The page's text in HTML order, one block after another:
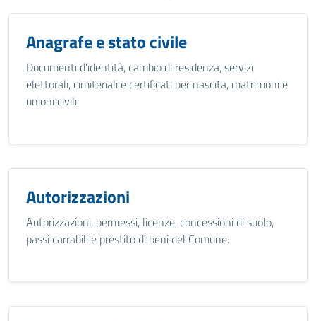
Anagrafe e stato civile
Documenti d’identità, cambio di residenza, servizi
elettorali, cimiteriali e certificati per nascita, matrimoni e
unioni civili.
Autorizzazioni
Autorizzazioni, permessi, licenze, concessioni di suolo,
passi carrabili e prestito di beni del Comune.